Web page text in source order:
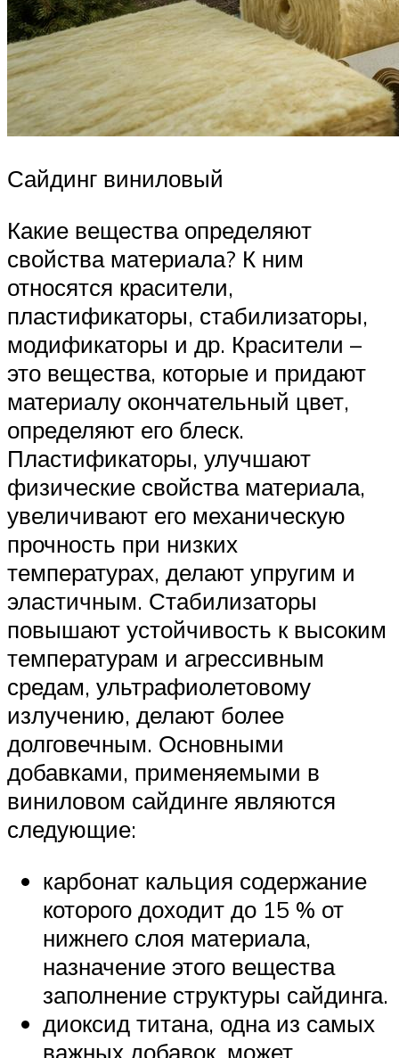
Сайдинг виниловый
Какие вещества определяют
свойства материала? К ним
относятся красители,
пластификаторы, стабилизаторы,
модификаторы и др. Красители –
это вещества, которые и придают
материалу окончательный цвет,
определяют его блеск.
Пластификаторы, улучшают
физические свойства материала,
увеличивают его механическую
прочность при низких
температурах, делают упругим и
эластичным. Стабилизаторы
повышают устойчивость к высоким
температурам и агрессивным
средам, ультрафиолетовому
излучению, делают более
долговечным. Основными
добавками, применяемыми в
виниловом сайдинге являются
следующие:
карбонат кальция содержание
которого доходит до 15 % от
нижнего слоя материала,
назначение этого вещества
заполнение структуры сайдинга.
диоксид титана, одна из самых
важных добавок, может